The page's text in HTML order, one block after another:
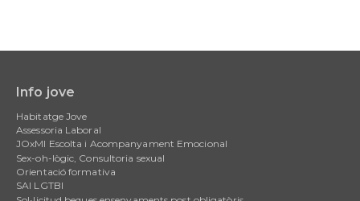
navigation
Info jove
Habitatge Jove
Assessoria Laboral
JOxMI Escolta i Acompanyament Emocional
Sex-oh-lògic, Consultoria sexual
Orientació formativa
SAI LGTBI